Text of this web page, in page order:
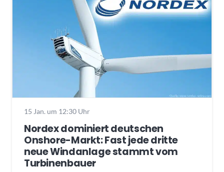
15 Jan. um 12:30 Uhr
Nordex dominiert deutschen
Onshore-Markt: Fast jede dritte
neue Windanlage stammt vom
Turbinenbauer